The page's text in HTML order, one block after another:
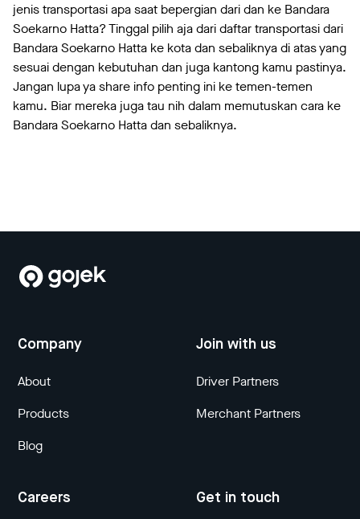
jenis transportasi apa saat bepergian dari dan ke Bandara
Soekarno Hatta? Tinggal pilih aja dari daftar transportasi dari
Bandara Soekarno Hatta ke kota dan sebaliknya di atas yang
sesuai dengan kebutuhan dan juga kantong kamu pastinya.
Jangan lupa ya share info penting ini ke temen-temen
kamu. Biar mereka juga tau nih dalam memutuskan cara ke
Bandara Soekarno Hatta dan sebaliknya.
Company
About
Products
Blog
Join with us
Driver Partners
Merchant Partners
Careers Get in touch